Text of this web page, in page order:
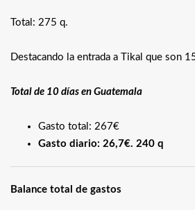
Total: 275 q.
Destacando la entrada a Tikal que son
Total de 10 días en Guatemala
Gasto total: 267€
Gasto diario: 26,7€. 240 q
Balance total de gastos